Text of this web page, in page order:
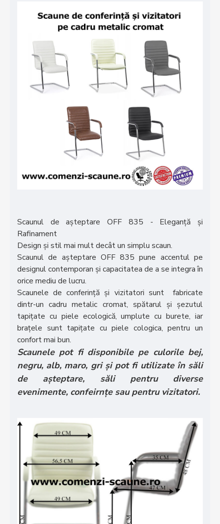
Scaunul de așteptare OFF 835 - Eleganță și
Rafinament
Design și stil mai mult decât un simplu scaun.
Scaunul de așteptare OFF 835 pune accentul pe
designul contemporan și capacitatea de a se integra în
orice mediu de lucru.
Scaunele de conferință și vizitatori sunt fabricate
dintr-un cadru metalic cromat, spătarul și șezutul
tapițate cu piele ecologică, umplute cu burete, iar
brațele sunt tapițate cu piele cologica, pentru un
confort mai bun.
Scaunele pot fi disponibile pe culorile bej,
negru, alb, maro, gri și pot fi utilizate în săli
de așteptare, săli pentru diverse
evenimente, confeirnțe sau pentru vizitatori.